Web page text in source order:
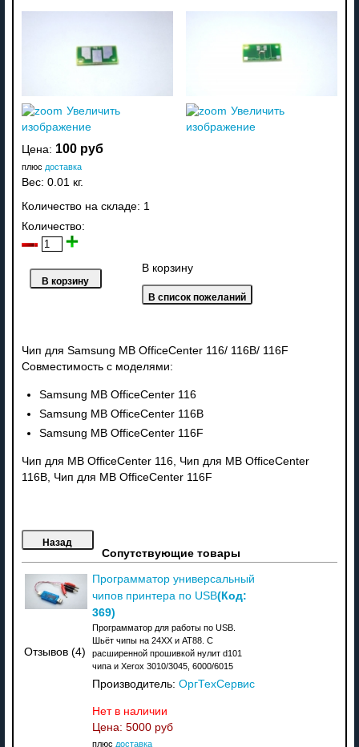
Увеличить
изображение
Увеличить
изображение
Цена: 100 руб
плюс доставка
Вес: 0.01 кг.
Количество на складе: 1
Количество:
В корзину
Чип для Samsung MB OfficeCenter 116/ 116B/ 116F
Совместимость с моделями:
Samsung MB OfficeCenter 116
Samsung MB OfficeCenter 116B
Samsung MB OfficeCenter 116F
Чип для MB OfficeCenter 116, Чип для MB OfficeCenter
116B, Чип для MB OfficeCenter 116F
Сопутствующие товары
Отзывов (4)
Программатор универсальный
чипов принтера по USB(Код:
369)
Программатор для работы по USB.
Шьёт чипы на 24XX и АТ88. C
расширенной прошивкой нулит d101
чипа и Xerox 3010/3045, 6000/6015
Производитель: ОргТехСервис
Нет в наличии
Цена: 5000 руб
плюс доставка